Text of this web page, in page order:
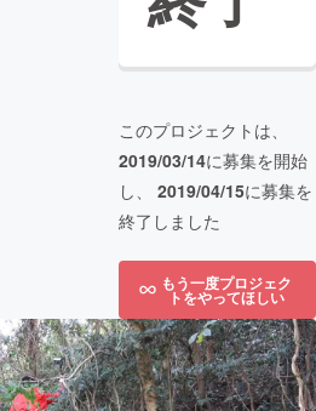
このプロジェクトは、
2019/03/14に募集を開始
し、 2019/04/15に募集を
終了しました
もう一度プロジェク
トをやってほしい